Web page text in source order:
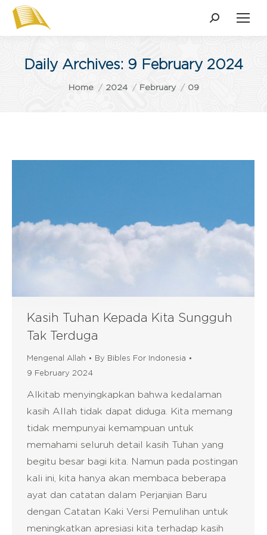
Search:
Daily Archives: 9 February 2024
You are here:
Home 2024 February 09
Kasih Tuhan Kepada Kita Sungguh
Tak Terduga
Mengenal Allah By Bibles For Indonesia
9 February 2024
Alkitab menyingkapkan bahwa kedalaman
kasih Allah tidak dapat diduga. Kita memang
tidak mempunyai kemampuan untuk
memahami seluruh detail kasih Tuhan yang
begitu besar bagi kita. Namun pada postingan
kali ini, kita hanya akan membaca beberapa
ayat dan catatan dalam Perjanjian Baru
dengan Catatan Kaki Versi Pemulihan untuk
meningkatkan apresiasi kita terhadap kasih